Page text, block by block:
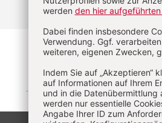
Diesen